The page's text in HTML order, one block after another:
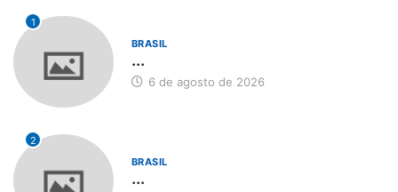
1
BRASIL
...
6 de agosto de 2026
2
BRASIL
...